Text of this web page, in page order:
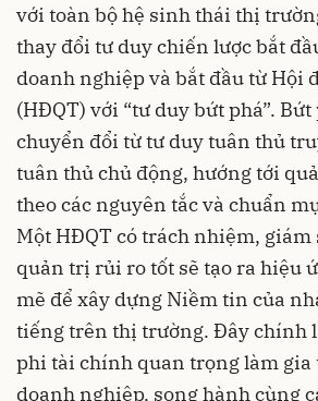
với toàn bộ hệ sinh thái thị
thay đổi tư duy chiến lược bắt
doanh nghiệp và bắt đầu từ Hội
(HĐQT) với “tư duy bứt phá”.
chuyển đổi từ tư duy tuân thủ
tuân thủ chủ động, hướng tới
theo các nguyên tắc và chuẩn
Một HĐQT có trách nhiệm, giám
quản trị rủi ro tốt sẽ tạo ra hiệu
mẽ để xây dựng Niềm tin của
tiếng trên thị trường. Đây chính
phi tài chính quan trọng làm gia
doanh nghiệp, song hành cùng